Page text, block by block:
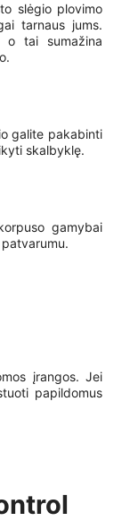
slėgio plovimo
tarnaus jums.
o tai sumažina
galite pakabinti
skalbyklę.
gamybai
įrangos. Jei
papildomus